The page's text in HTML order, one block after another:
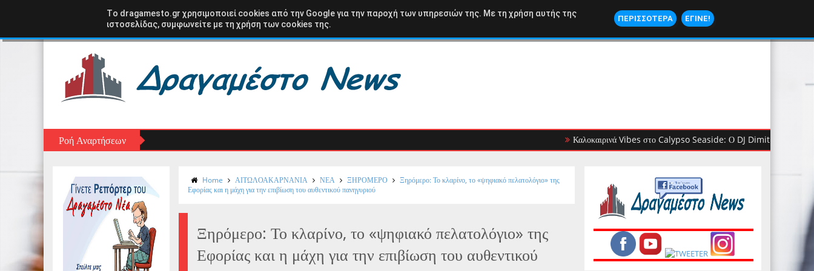
ΑΣΤΑΚΟΣ ΞΗΡΟΜΕΡΟ ΑΙΤΩΛΟΑΚΑΡΝΑΝΙΑ ΒΑΣΙΛΟΠΟΥΛΟ ΚΑΡΑΙΣΚΑΚΗ ΑΘΛΗΤΙΚΑ ΝΑΥΤΙΛΙΑ
Ροή Αναρτήσεων Καλοκαιρινά Vibes στο Calypso Seaside: Ο DJ Dimitris Ioannou βάζει
Home ΑΙΤΩΛΟΑΚΑΡΝΑΝΙΑ ΝΕΑ ΞΗΡΟΜΕΡΟ
Ξηρόμερο: Το κλαρίνο, το «ψηφιακό πελατολόγιο» της
Εφορίας και η μάχη για την επιβίωση του αυθεντικού πανηγυριού
Ξηρόμερο: Το κλαρίνο, το «ψηφιακό πελατολόγιο» της
Εφορίας και η μάχη για την επιβίωση του αυθεντικού
Tο dragamesto.gr χρησιμοποιεί cookies από την Google για την παροχή των υπηρεσιών της. Με τη χρήση αυτής της
ιστοσελίδας, συμφωνείτε με τη χρήση των cookies της.
ΠΕΡΙΣΣΟΤΕΡΑ ΕΓΙΝΕ!